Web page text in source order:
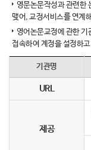
영문논문작성과 관련한
맺어, 교정서비스를 연계
영어논문교정에 관한 기
접속하여 계정을 설정하
기관명
URL
제공